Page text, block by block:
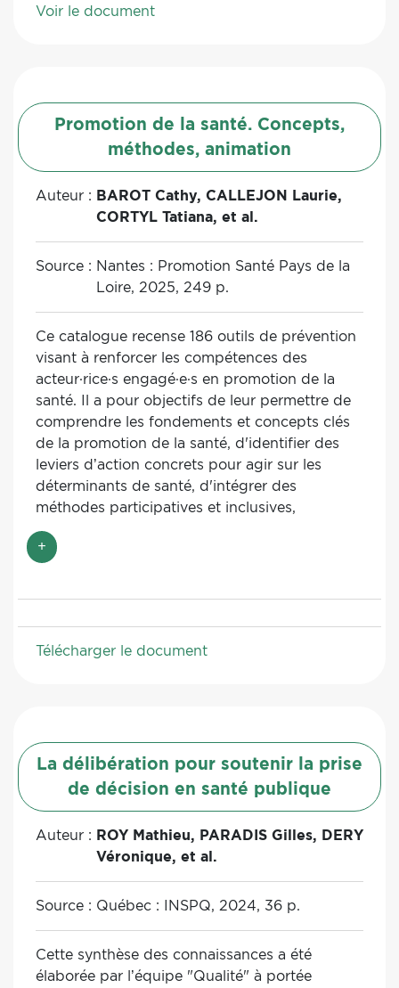
transmissibles et traumatismes…). Il s’adresse
associations, riverains… La première partie est
consacrée aux spécificités des sollicitations
locales en santé environnement et la seconde
aux étapes de la mise en oeuvre d'un dispositif
participatif. Une série de fiches pratiques
concernant l'identification, la mobilisation des
contexte local est proposée en annexe.
Voir le document
Promotion de la santé. Concepts,
méthodes, animation
Auteur : BAROT Cathy, CALLEJON Laurie,
CORTYL Tatiana, et al.
Source : Nantes : Promotion Santé Pays de la
Loire, 2025, 249 p.
Ce catalogue recense 186 outils de prévention
visant à renforcer les compétences des
acteur·rice·s engagé·e·s en promotion de la
santé. Il a pour objectifs de leur permettre de
comprendre les fondements et concepts clés
de la promotion de la santé, d'identifier des
leviers d’action concrets pour agir sur les
déterminants de santé, d'intégrer des
méthodes participatives et inclusives,
d'accompagner efficacement la démarche de
projet et enfin de choisir des outils adaptés
par plusieurs index. Certains outils sont
+
Télécharger le document
La délibération pour soutenir la prise
de décision en santé publique
Auteur : ROY Mathieu, PARADIS Gilles, DERY
Véronique, et al.
Source : Québec : INSPQ, 2024, 36 p.
Cette synthèse des connaissances a été
élaborée par l’équipe "Qualité" à portée